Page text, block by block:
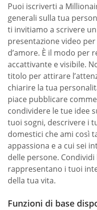
Puoi iscriverti a
generali sulla tua
ti invitiamo a scrivere
presentazione video
d’amore. È il modo per
accattivante e visibile.
titolo per attirare
chiarire la tua
piace pubblicare
condividere le tue idee
tuoi sogni, descrivere i
domestici che ami così
appassiona e a cui sei
delle persone.
rappresentano i tuoi
della tua vita.
Funzioni di base